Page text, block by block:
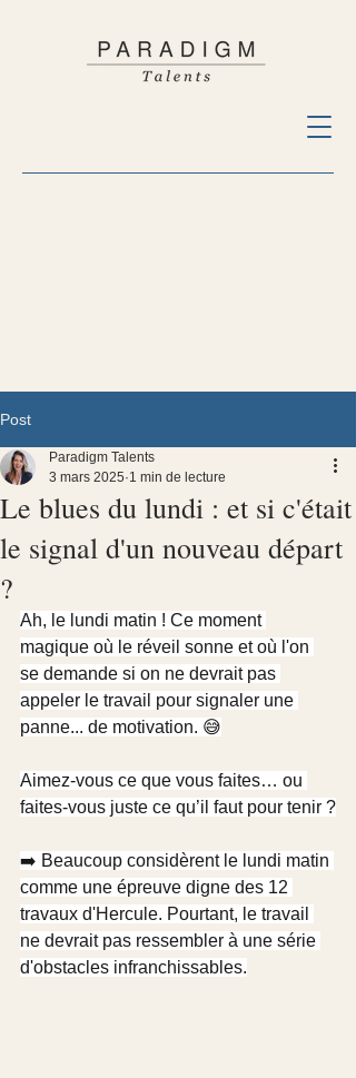
Post
Le blues du lundi : et si c'était
le signal d'un nouveau départ
?
Paradigm Talents
3 mars 2025 1 min de lecture
Ah, le lundi matin ! Ce moment
magique où le réveil sonne et où l'on
se demande si on ne devrait pas
appeler le travail pour signaler une
panne... de motivation. 😅​
Aimez-vous ce que vous faites… ou
faites-vous juste ce qu’il faut pour tenir ?
➡️ Beaucoup considèrent le lundi matin
comme une épreuve digne des 12
travaux d'Hercule. Pourtant, le travail
ne devrait pas ressembler à une série
d'obstacles infranchissables.​